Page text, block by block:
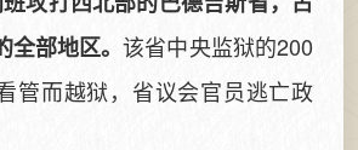
全部地区。该省中央监狱的200
管而越狱，省议会官员逃亡政